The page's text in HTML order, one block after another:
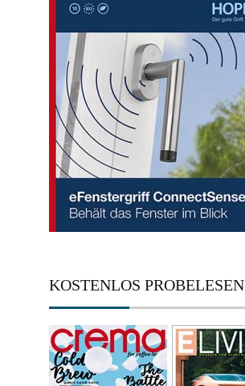
KOSTENLOS PROBELESEN